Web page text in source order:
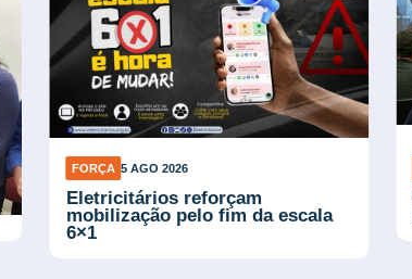
FORÇA 5 AGO 2026
Eletricitários reforçam
mobilização pelo fim da escala
6×1